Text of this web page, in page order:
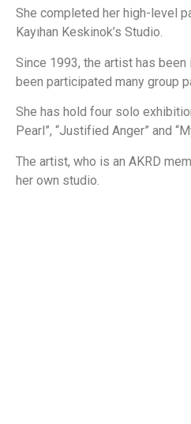
She completed her high-level
Kayıhan Keskinok’s Studio.
Since 1993, the artist has
been participated many group
She has hold four solo
Pearl”, “Justified Anger” and
The artist, who is an AKRD
her own studio.